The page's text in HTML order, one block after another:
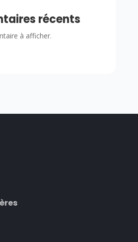
récents
à afficher.